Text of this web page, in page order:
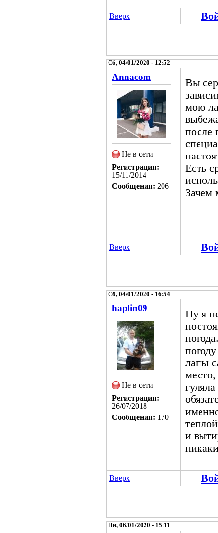
Вверх
Сб, 04/01/2020 - 12:52
Annacom
Не в сети
Регистрация:
15/11/2014
Сообщения: 206
Вы
мою
после
Есть
Зачем
Вверх
Сб, 04/01/2020 - 16:54
haplin09
Не в сети
Регистрация:
26/07/2018
Сообщения: 170
Ну я
лапы
и
Вверх
Пн, 06/01/2020 - 15:11